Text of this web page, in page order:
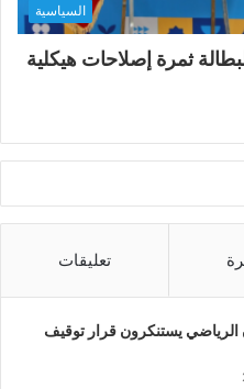
السياسية
ثمرة إصلاحات هيكلية
تعليقات
الرياضي يستنكرون قرار توقيف